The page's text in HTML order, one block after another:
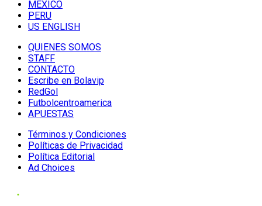
MÉXICO
PERU
US ENGLISH
QUIENES SOMOS
STAFF
CONTACTO
Escribe en Bolavip
RedGol
Futbolcentroamerica
APUESTAS
Términos y Condiciones
Políticas de Privacidad
Política Editorial
Ad Choices